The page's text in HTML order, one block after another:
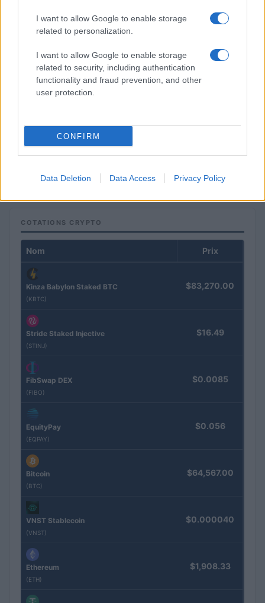
I want to allow Google to enable storage
related to personalization.
I want to allow Google to enable storage
related to security, including authentication
functionality and fraud prevention, and other
user protection.
CONFIRM
Data Deletion Data Access Privacy Policy
Thomas Lefevre · 1 Août 2026
COTATIONS CRYPTO
Nom Prix
Kinza Babylon Staked BTC
(KBTC)
$83,270.00
Stride Staked Injective
(STINJ)
$16.49
FibSwap DEX
(FIBO)
$0.0085
EquityPay
(EQPAY)
$0.056
Bitcoin
(BTC)
$64,567.00
VNST Stablecoin
(VNST)
$0.000040
Ethereum
(ETH)
$1,908.33